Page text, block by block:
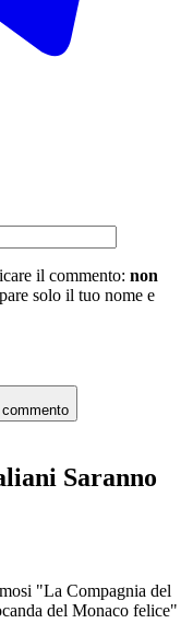
il commento: non
solo il tuo nome e
commento
Saranno
"La Compagnia del
del Monaco felice"